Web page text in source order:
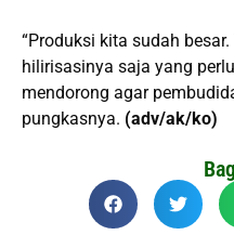
“Produksi kita sudah
hilirisasinya saja yang
mendorong agar
pungkasnya. (adv/ak/ko)